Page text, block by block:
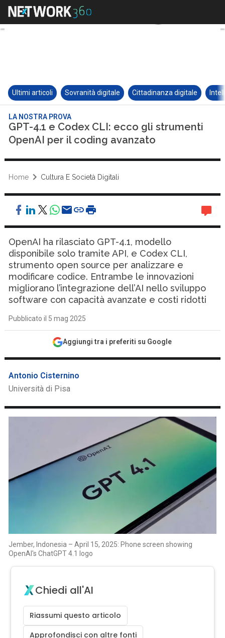
Ultimi articoli Sovranità digitale Cittadinanza digitale
LA NOSTRA PROVA
GPT-4.1 e Codex CLI: ecco gli strumenti
OpenAI per il coding avanzato
Home Cultura E Società Digitali
OpenAI ha rilasciato GPT-4.1, modello
disponibile solo tramite API, e Codex CLI,
strumento open source per analizzare e
modificare codice. Entrambe le innovazioni
migliorano l’integrazione dell’AI nello sviluppo
software con capacità avanzate e costi ridotti
Pubblicato il 5 mag 2025
Aggiungi tra i preferiti su Google
Antonio Cisternino
Università di Pisa
Jember, Indonesia – April 15, 2025: Phone screen showing
OpenAI's ChatGPT 4.1 logo
Chiedi all'AI
Riassumi questo articolo
Approfondisci con altre fonti